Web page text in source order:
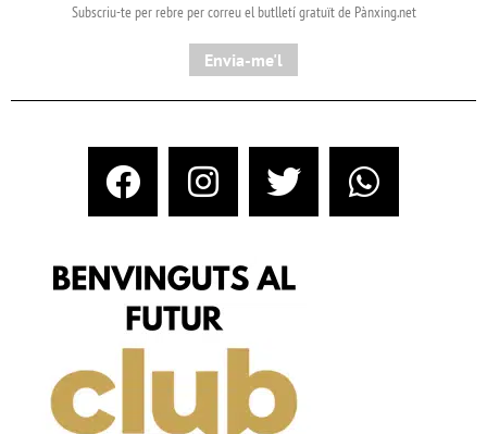
Subscriu-te per rebre per correu el butlletí gratuït de Pànxing.net​
Envia-me'l